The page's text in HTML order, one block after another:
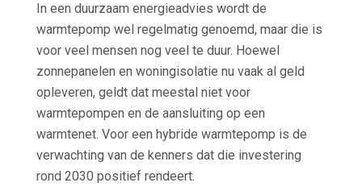
In een duurzaam energieadvies wordt de
warmtepomp wel regelmatig genoemd, maar die is
voor veel mensen nog veel te duur. Hoewel
zonnepanelen en woningisolatie nu vaak al geld
opleveren, geldt dat meestal niet voor
warmtepompen en de aansluiting op een
warmtenet. Voor een hybride warmtepomp is de
verwachting van de kenners dat die investering
rond 2030 positief rendeert.